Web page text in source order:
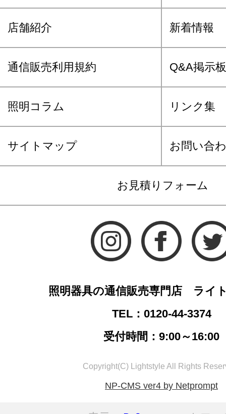
店舗紹介 新着情報
通信販売利用規約 Q&A掲示板
照明コラム リンク集
サイトマップ お問い合
お見積りフォーム
照明器具の通信販売専門店 ライ
TEL：0120-44-3374
受付時間：9:00～16:00
Copyright(C) Lightstyle All Rights
NP-CMS ver4 by Netprompt